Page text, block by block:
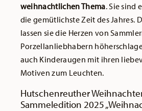
weihnachtlichen Thema. Sie sind
die gemütlichste Zeit des Jahres.
lassen sie die Herzen von
Porzellanliebhabern
auch Kinderaugen mit ihren
Motiven zum Leuchten.
Hutschenreuther
Sammeledition 2025